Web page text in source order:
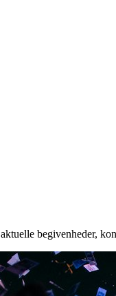
begivenheder,